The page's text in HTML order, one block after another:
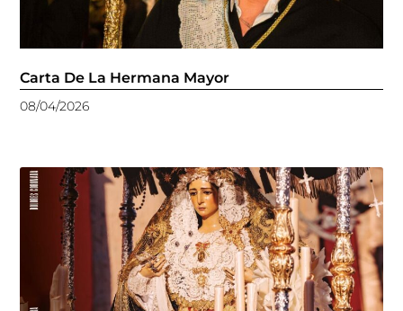
Carta De La Hermana Mayor
08/04/2026